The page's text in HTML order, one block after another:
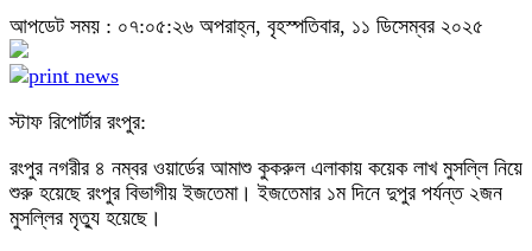
আপডেট সময় : ০৭:০৫:২৬ অপরাহ্ন, বৃহস্পতিবার, ১১ ডিসেম্বর ২০২৫
স্টাফ রিপোর্টার রংপুর:
রংপুর নগরীর ৪ নম্বর ওয়ার্ডের আমাশু কুকরুল এলাকায় কয়েক লাখ মুসল্লি নিয়ে
শুরু হয়েছে রংপুর বিভাগীয় ইজতেমা। ইজতেমার ১ম দিনে দুপুর পর্যন্ত ২জন
মুসল্লির মৃত্যু হয়েছে।